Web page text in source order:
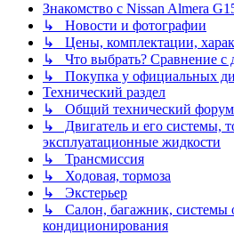
Знакомство с Nissan Almera
↳ Новости и фотографии
↳ Цены, комплектации,
↳ Что выбрать? Сравнение с
↳ Покупка у официальных
Технический раздел
↳ Общий технический форум
↳ Двигатель и его системы,
эксплуатационные жидкости
↳ Трансмиссия
↳ Ходовая, тормоза
↳ Экстерьер
↳ Салон, багажник, системы
кондиционирования